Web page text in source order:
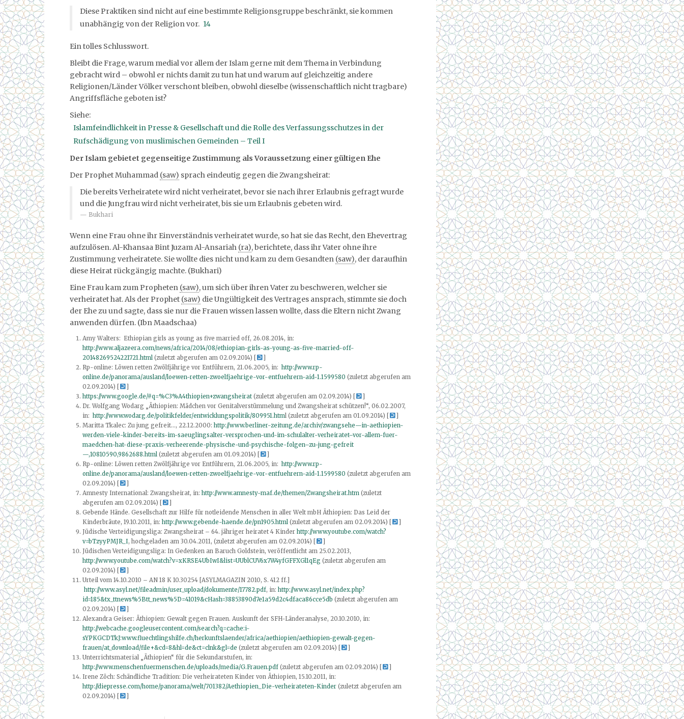
Diese Praktiken sind nicht auf eine bestimmte Religionsgruppe beschränkt, sie kommen
unabhängig von der Religion vor. 14
Ein tolles Schlusswort.
Bleibt die Frage, warum medial vor allem der Islam gerne mit dem Thema in Verbindung
gebracht wird – obwohl er nichts damit zu tun hat und warum auf gleichzeitig andere
Religionen/Länder Völker verschont bleiben, obwohl dieselbe (wissenschaftlich nicht tragbare)
Angriffsfläche geboten ist?
Siehe:
Islamfeindlichkeit in Presse & Gesellschaft und die Rolle des Verfassungsschutzes in der
Rufschädigung von muslimischen Gemeinden – Teil I
Der Islam gebietet gegenseitige Zustimmung als Voraussetzung einer gültigen Ehe
Der Prophet Muhammad (saw) sprach eindeutig gegen die Zwangsheirat:
Die bereits Verheiratete wird nicht verheiratet, bevor sie nach ihrer Erlaubnis gefragt wurde
und die Jungfrau wird nicht verheiratet, bis sie um Erlaubnis gebeten wird.
Bukhari
Wenn eine Frau ohne ihr Einverständnis verheiratet wurde, so hat sie das Recht, den Ehevertrag
aufzulösen. Al-Khansaa Bint Juzam Al-Ansariah (ra), berichtete, dass ihr Vater ohne ihre
Zustimmung verheiratete. Sie wollte dies nicht und kam zu dem Gesandten (saw), der daraufhin
diese Heirat rückgängig machte. (Bukhari)
Eine Frau kam zum Propheten (saw), um sich über ihren Vater zu beschweren, welcher sie
verheiratet hat. Als der Prophet (saw) die Ungültigkeit des Vertrages ansprach, stimmte sie doch
der Ehe zu und sagte, dass sie nur die Frauen wissen lassen wollte, dass die Eltern nicht Zwang
anwenden dürfen. (Ibn Maadschaa)
Amy Walters: Ethiopian girls as young as five married off, 26.08.2014, in:
http://www.aljazeera.com/news/africa/2014/08/ethiopian-girls-as-young-as-five-married-off-
20148269524221721.html (zuletzt abgerufen am 02.09.2014) [
Rp-online: Löwen retten Zwölfjährige vor Entführern, 21.06.2005, in: http://www.rp-
online.de/panorama/ausland/loewen-retten-zwoelfjaehrige-vor-entfuehrern-aid-1.1599580 (zuletzt abgerufen am
02.09.2014) [
https://www.google.de/#q=%C3%A4thiopien+zwangsheirat (zuletzt abgerufen am 02.09.2014) [
Dr. Wolfgang Wodarg „Äthiopien: Mädchen vor Genitalverstümmelung und Zwangsheirat schützen!“, 06.02.2007,
in: http://www.wodarg.de/politikfelder/entwicklungspolitik/809951.html (zuletzt abgerufen am 01.09.2014) [
Maritta Tkalec: Zu jung gefreit…, 22.12.2000: http://www.berliner-zeitung.de/archiv/zwangsehe—in-aethiopien-
werden-viele-kinder-bereits-im-saeuglingsalter-versprochen-und-im-schulalter-verheiratet–vor-allem-fuer-
maedchen-hat-diese-praxis-verheerende-physische-und-psychische-folgen–zu-jung-gefreit
—,10810590,9862688.html (zuletzt abgerufen am 01.09.2014) [
Rp-online: Löwen retten Zwölfjährige vor Entführern, 21.06.2005, in: http://www.rp-
online.de/panorama/ausland/loewen-retten-zwoelfjaehrige-vor-entfuehrern-aid-1.1599580 (zuletzt abgerufen am
02.09.2014) [
Amnesty International: Zwangsheirat, in: http://www.amnesty-maf.de/themen/Zwangsheirat.htm (zuletzt
abgerufen am 02.09.2014) [
Gebende Hände. Gesellschaft zur Hilfe für notleidende Menschen in aller Welt mbH Äthiopien: Das Leid der
Kinderbräute, 19.10.2011, in: http://www.gebende-haende.de/pn1905.html (zuletzt abgerufen am 02.09.2014) [
Jüdische Verteidigungsliga: Zwangsheirat – 64. jähriger heiratet 4 Kinder http://www.youtube.com/watch?
v=bTzyyPMJR_I, hochgeladen am 30.04.2011, (zuletzt abgerufen am 02.09.2014) [
Jüdischen Verteidigungsliga: In Gedenken an Baruch Goldstein, veröffentlicht am 25.02.2013,
http://www.youtube.com/watch?v=xKRSE4UbIwI&list=UUblCUV6x7W4yfGFFXGl1qEg (zuletzt abgerufen am
02.09.2014) [
Urteil vom 14.10.2010 – AN 18 K 10.30254 [ASYLMAGAZIN 2010, S. 412 ff.]
http://www.asyl.net/fileadmin/user_upload/dokumente/17782.pdf, in: http://www.asyl.net/index.php?
id=185&tx_ttnews%5Btt_news%5D=41019&cHash=38853890d7e1a59d2c4dfaca86cce5db (zuletzt abgerufen am
02.09.2014) [
Alexandra Geiser: Äthiopien: Gewalt gegen Frauen. Auskunft der SFH-Länderanalyse, 20.10.2010, in:
http://webcache.googleusercontent.com/search?q=cache:i-
sYPKGCDTkJ:www.fluechtlingshilfe.ch/herkunftslaender/africa/aethiopien/aethiopien-gewalt-gegen-
frauen/at_download/file+&cd=8&hl=de&ct=clnk&gl=de (zuletzt abgerufen am 02.09.2014) [
Unterrichtsmaterial „Äthiopien“ für die Sekundarstufen, in:
http://www.menschenfuermenschen.de/uploads/media/G.Frauen.pdf (zuletzt abgerufen am 02.09.2014) [
Irene Zöch: Schändliche Tradition: Die verheirateten Kinder von Äthiopien, 15.10.2011, in:
http://diepresse.com/home/panorama/welt/701382/Aethiopien_Die-verheirateten-Kinder (zuletzt abgerufen am
02.09.2014) [